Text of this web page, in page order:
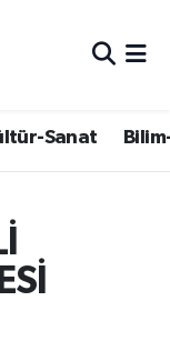
Sanat